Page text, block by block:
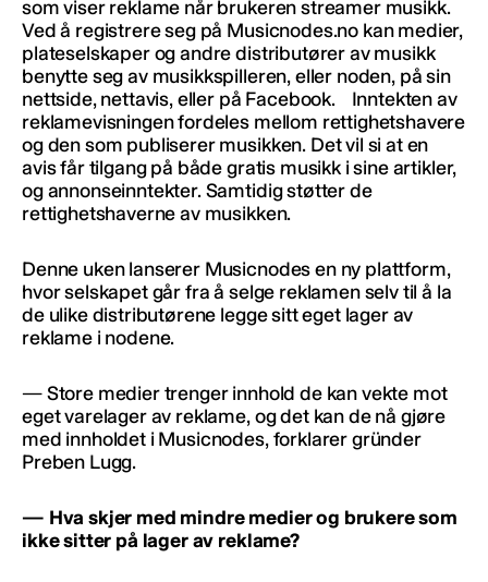
som viser reklame når brukeren streamer musikk.
Ved å registrere seg på Musicnodes.no kan medier,
plateselskaper og andre distributører av musikk
benytte seg av musikkspilleren, eller noden, på sin
nettside, nettavis, eller på Facebook. Inntekten av
reklamevisningen fordeles mellom rettighetshavere
og den som publiserer musikken. Det vil si at en
avis får tilgang på både gratis musikk i sine artikler,
og annonseinntekter. Samtidig støtter de
rettighetshaverne av musikken.
Denne uken lanserer Musicnodes en ny plattform,
hvor selskapet går fra å selge reklamen selv til å la
de ulike distributørene legge sitt eget lager av
reklame i nodene.
— Store medier trenger innhold de kan vekte mot
eget varelager av reklame, og det kan de nå gjøre
med innholdet i Musicnodes, forklarer gründer
Preben Lugg.
— Hva skjer med mindre medier og brukere som
ikke sitter på lager av reklame?